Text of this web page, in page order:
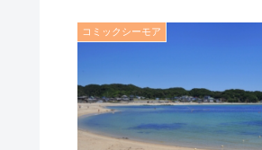
コミックシーモア